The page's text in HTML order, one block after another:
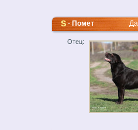
S-ПометДата
Отец: